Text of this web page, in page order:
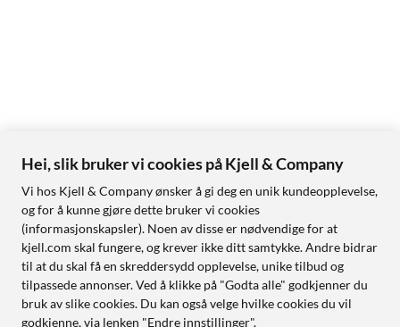
Hei, slik bruker vi cookies på Kjell & Company
Vi hos Kjell & Company ønsker å gi deg en unik kundeopplevelse,
og for å kunne gjøre dette bruker vi cookies
(informasjonskapsler). Noen av disse er nødvendige for at
kjell.com skal fungere, og krever ikke ditt samtykke. Andre bidrar
til at du skal få en skreddersydd opplevelse, unike tilbud og
tilpassede annonser. Ved å klikke på "Godta alle" godkjenner du
bruk av slike cookies. Du kan også velge hvilke cookies du vil
godkjenne, via lenken "Endre innstillinger".